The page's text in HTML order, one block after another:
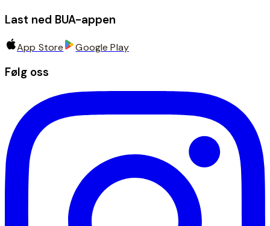
Last ned BUA-appen
App Store Google Play
Følg oss